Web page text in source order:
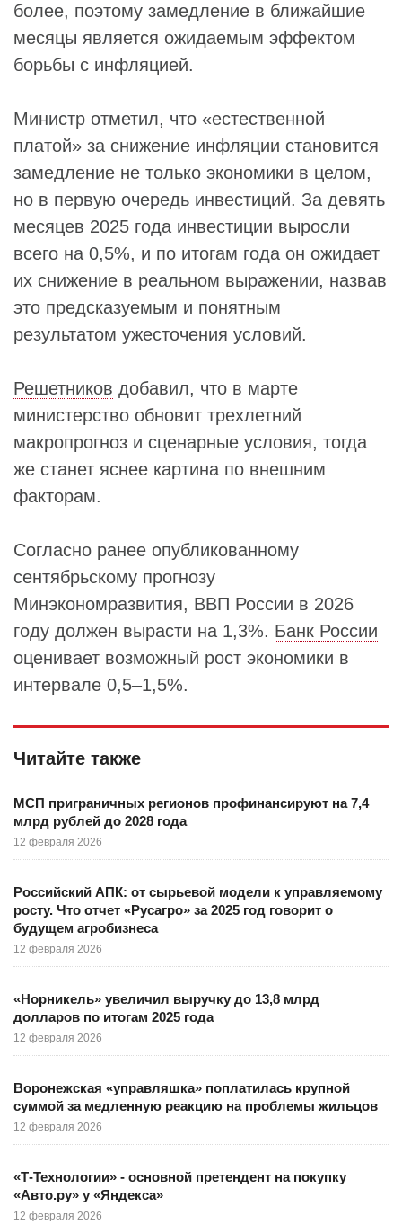
более, поэтому замедление в ближайшие
месяцы является ожидаемым эффектом
борьбы с инфляцией.
Министр отметил, что «естественной
платой» за снижение инфляции становится
замедление не только экономики в целом,
но в первую очередь инвестиций. За девять
месяцев 2025 года инвестиции выросли
всего на 0,5%, и по итогам года он ожидает
их снижение в реальном выражении, назвав
это предсказуемым и понятным
результатом ужесточения условий.
Решетников добавил, что в марте
министерство обновит трехлетний
макропрогноз и сценарные условия, тогда
же станет яснее картина по внешним
факторам.
Согласно ранее опубликованному
сентябрьскому прогнозу
Минэкономразвития, ВВП России в 2026
году должен вырасти на 1,3%. Банк России
оценивает возможный рост экономики в
интервале 0,5–1,5%.
Читайте также
МСП приграничных регионов профинансируют на 7,4
млрд рублей до 2028 года
12 февраля 2026
Российский АПК: от сырьевой модели к управляемому
росту. Что отчет «Русагро» за 2025 год говорит о
будущем агробизнеса
12 февраля 2026
«Норникель» увеличил выручку до 13,8 млрд
долларов по итогам 2025 года
12 февраля 2026
Воронежская «управляшка» поплатилась крупной
суммой за медленную реакцию на проблемы жильцов
12 февраля 2026
«Т-Технологии» - основной претендент на покупку
«Авто.ру» у «Яндекса»
12 февраля 2026